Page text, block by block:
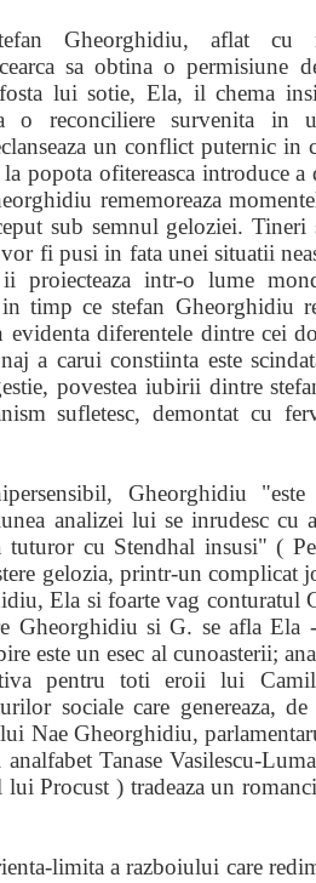
Gheorghidiu, aflat
sa obtina o permisiune
lui sotie, Ela, il chema
o reconciliere survenita in
un conflict puternic
popota ofitereasca introduce a
rememoreaza
sub semnul geloziei. Tineri
fi pusi in fata unei situatii
proiecteaza intr-o lume
in timp ce stefan Gheorghidiu
evidenta diferentele dintre cei
a carui constiinta este
povestea iubirii dintre
sufletesc, demontat cu
Gheorghidiu
analizei lui se inrudesc
tuturor cu Stendhal insusi" (
gelozia, printr-un complicat
Ela si foarte vag conturatul
Gheorghidiu si G. se afla Ela
este un esec al cunoasterii;
pentru toti eroii lui
sociale care genereaza,
Nae Gheorghidiu,
analfabet Tanase Vasilescu-
Procust ) tradeaza un
limita a razboiului care